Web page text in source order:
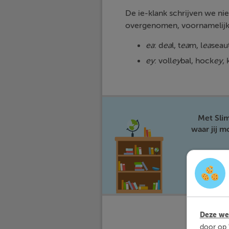
De ie-klank schrijven we
overgenomen,
ea: deal, team, lea
ey: volleybal, hockey,
Met
waar jij
Deze
door op